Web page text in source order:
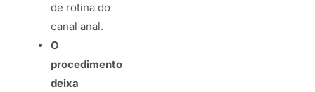
de rotina do
canal anal.
O
procedimento
deixa